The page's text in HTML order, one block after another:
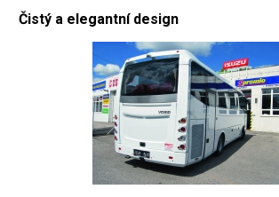
Čistý a elegantní design